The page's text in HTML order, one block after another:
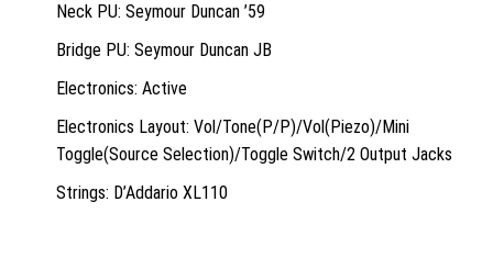
Neck PU: Seymour Duncan ’59
Bridge PU: Seymour Duncan JB
Electronics: Active
Electronics Layout: Vol/Tone(P/P)/Vol(Piezo)/Mini
Toggle(Source Selection)/Toggle Switch/2 Output Jacks
Strings: D’Addario XL110